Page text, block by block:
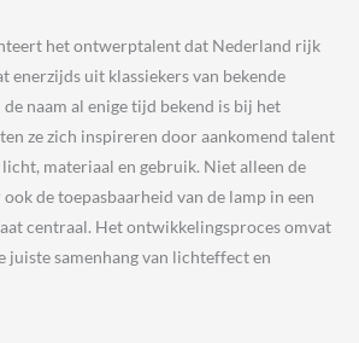
het ontwerptalent dat Nederland rijk
enerzijds uit klassiekers van bekende
naam al enige tijd bekend is bij het
ze zich inspireren door aankomend talent
materiaal en gebruik. Niet alleen de
de toepasbaarheid van de lamp in een
centraal. Het ontwikkelingsproces omvat
juiste samenhang van lichteffect en